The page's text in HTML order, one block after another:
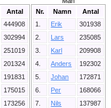
Antal
444908
302994
251019
201324
191831
175015
173256
Nr.
Namn
Antal
1.
Erik
301938
2.
Lars
235085
3.
Karl
209908
4.
Anders
192302
5.
Johan
172871
6.
Per
168066
7.
Nils
137987